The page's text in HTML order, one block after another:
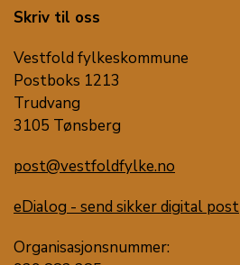
Skriv til oss
Vestfold fylkeskommune
Postboks 1213
Trudvang
3105 Tønsberg
post@vestfoldfylke.no
eDialog - send sikker digital post
Organisasjonsnummer: